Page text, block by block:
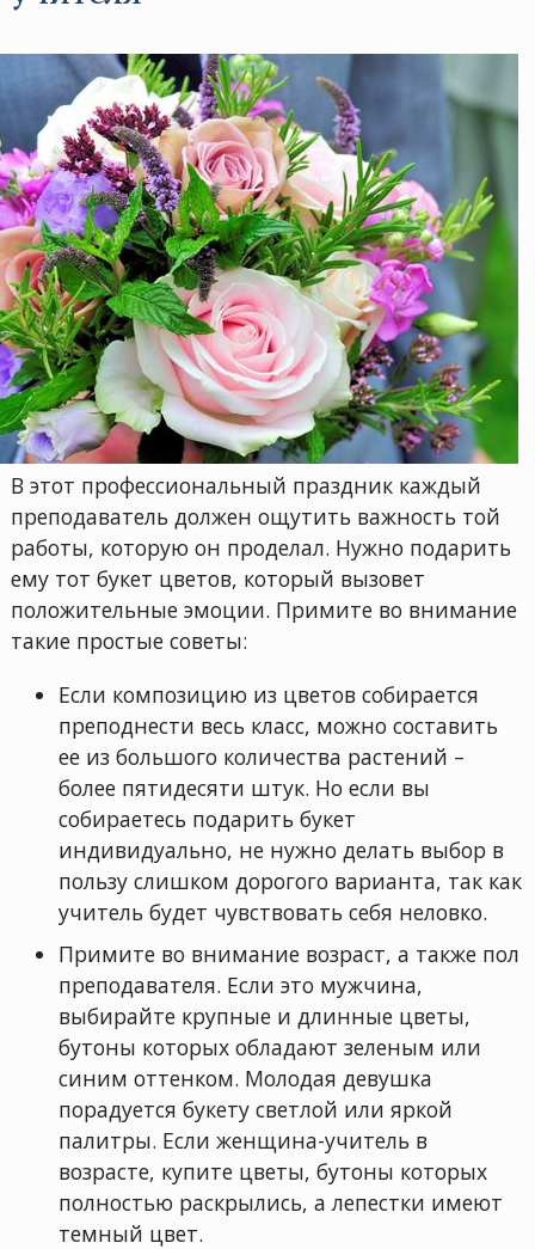
В этот профессиональный праздник каждый
преподаватель должен ощутить важность той
работы, которую он проделал. Нужно подарить
ему тот букет цветов, который вызовет
положительные эмоции. Примите во внимание
такие простые советы:
Если композицию из цветов собирается
преподнести весь класс, можно составить
ее из большого количества растений –
более пятидесяти штук. Но если вы
собираетесь подарить букет
индивидуально, не нужно делать выбор в
пользу слишком дорогого варианта, так как
учитель будет чувствовать себя неловко.
Примите во внимание возраст, а также пол
преподавателя. Если это мужчина,
выбирайте крупные и длинные цветы,
бутоны которых обладают зеленым или
синим оттенком. Молодая девушка
порадуется букету светлой или яркой
палитры. Если женщина-учитель в
возрасте, купите цветы, бутоны которых
полностью раскрылись, а лепестки имеют
темный цвет.